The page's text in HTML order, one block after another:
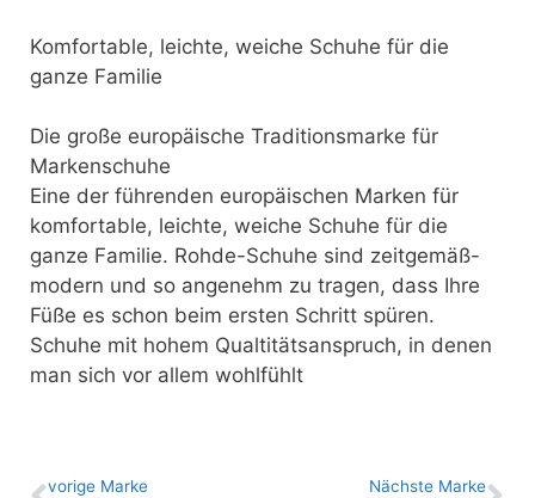
Komfortable, leichte, weiche Schuhe für die
ganze Familie
Die große europäische Traditionsmarke für
Markenschuhe
Eine der führenden europäischen Marken für
komfortable, leichte, weiche Schuhe für die
ganze Familie. Rohde-Schuhe sind zeitgemäß-
modern und so angenehm zu tragen, dass Ihre
Füße es schon beim ersten Schritt spüren.
Schuhe mit hohem Qualtitätsanspruch, in denen
man sich vor allem wohlfühlt
vo­ri­ge Marke Nächste Marke